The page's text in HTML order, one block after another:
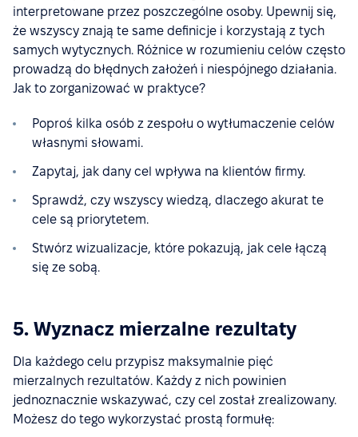
interpretowane przez poszczególne osoby. Upewnij się,
że wszyscy znają te same definicje i korzystają z tych
samych wytycznych. Różnice w rozumieniu celów często
prowadzą do błędnych założeń i niespójnego działania.
Jak to zorganizować w praktyce?
Poproś kilka osób z zespołu o wytłumaczenie celów
własnymi słowami.
Zapytaj, jak dany cel wpływa na klientów firmy.
Sprawdź, czy wszyscy wiedzą, dlaczego akurat te
cele są priorytetem.
Stwórz wizualizacje, które pokazują, jak cele łączą
się ze sobą.
5. Wyznacz mierzalne rezultaty
Dla każdego celu przypisz maksymalnie pięć
mierzalnych rezultatów. Każdy z nich powinien
jednoznacznie wskazywać, czy cel został zrealizowany.
Możesz do tego wykorzystać prostą formułę: